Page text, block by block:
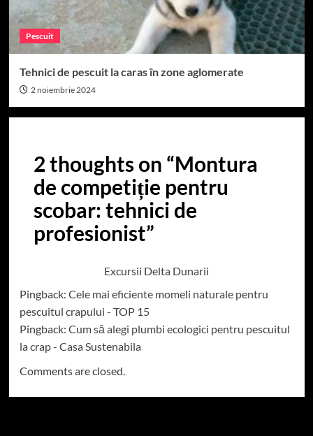
Pescuit
Tehnici de pescuit la caras în zone aglomerate
2 noiembrie 2024
2 thoughts on “Montura
de competiție pentru
scobar: tehnici de
profesionist”
Excursii Delta Dunarii
Pingback: Cele mai eficiente momeli naturale pentru
pescuitul crapului - TOP 15
Pingback: Cum să alegi plumbi ecologici pentru pescuitul
la crap - Casa Sustenabila
Comments are closed.